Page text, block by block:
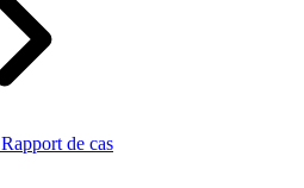
Rapport de cas